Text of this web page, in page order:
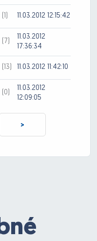
(1) 11.03.2012 12:15:42
(7)
11.03.2012
17:36:34
(13) 11.03.2012 11:42:10
(0)
11.03.2012
12:09:05
>